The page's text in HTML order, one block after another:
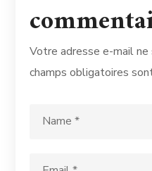
Votre adresse e-mail ne
champs obligatoires